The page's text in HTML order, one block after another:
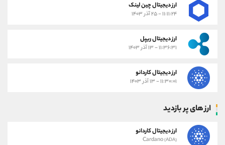
ارز دیجیتال چین لینک
۱۱:۱۱:۲۴ - ۲۵ آذر ۱۴۰۳
ارز دیجیتال ریپل
۱۱:۳۶:۳۱ - ۱۳ آذر ۱۴۰۳
ارز دیجیتال کاردانو
۱۱:۳۰:۰۱ - ۱۳ آذر ۱۴۰۳
ارز های پر بازدید
ارز دیجیتال کاردانو
Cardano(ADA)